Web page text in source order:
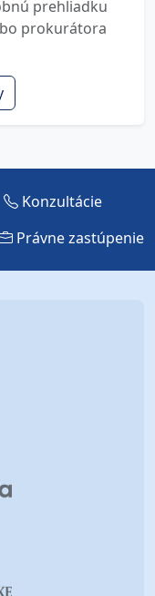
prehliadku
prokurátora
Konzultácie
Právne zastúpenie